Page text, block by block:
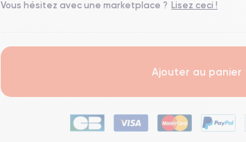
Vous hésitez avec une marketplace ? Lisez ceci !
Ajouter au panier